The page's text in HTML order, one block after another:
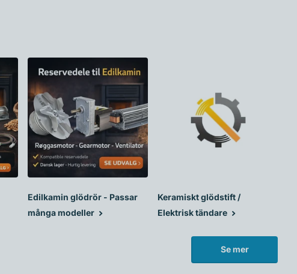
Edilkamin glödrör - Passar
många modeller
Keramiskt glödstift /
Elektrisk tändare
Se mer